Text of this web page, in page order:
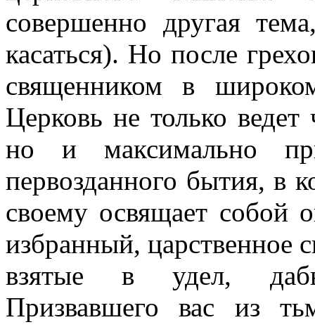
совершенно другая
касаться). Но после
священником в
Церковь не только
но и максимально
первозданного бытия, в
своему освящает
избранный, царственное
взятые в удел, дабы
Призвавшего вас из